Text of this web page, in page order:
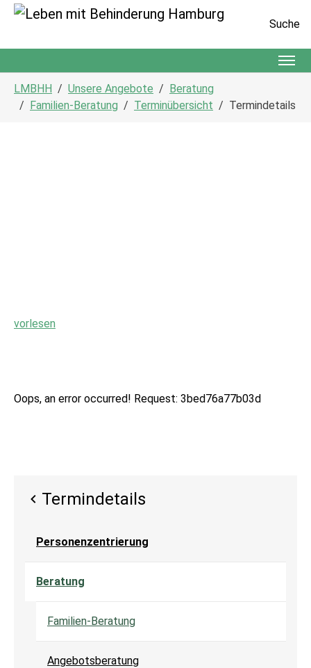
Suche
LMBHH Unsere Angebote
Beratung
Familien-Beratung
Terminübersicht Termindetails
vorlesen
Oops, an error occurred! Request: 3bed76a77b03d
Termindetails
Personenzentrierung
Beratung
Familien-Beratung
Angebotsberatung